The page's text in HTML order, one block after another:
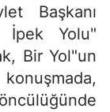
Başkanı
İpek Yolu"
Bir Yol"un